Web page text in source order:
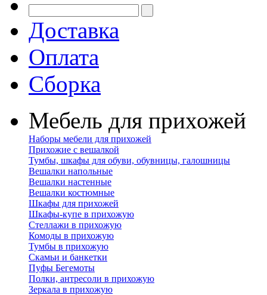
Доставка
Оплата
Сборка
Мебель для прихожей
Наборы мебели для прихожей
Прихожие с вешалкой
Тумбы, шкафы для обуви, обувницы, галошницы
Вешалки напольные
Вешалки настенные
Вешалки костюмные
Шкафы для прихожей
Шкафы-купе в прихожую
Стеллажи в прихожую
Комоды в прихожую
Тумбы в прихожую
Скамьи и банкетки
Пуфы Бегемоты
Полки, антресоли в прихожую
Зеркала в прихожую